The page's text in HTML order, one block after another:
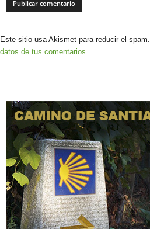
Este sitio usa Akismet para reducir el spam.
datos de tus comentarios.